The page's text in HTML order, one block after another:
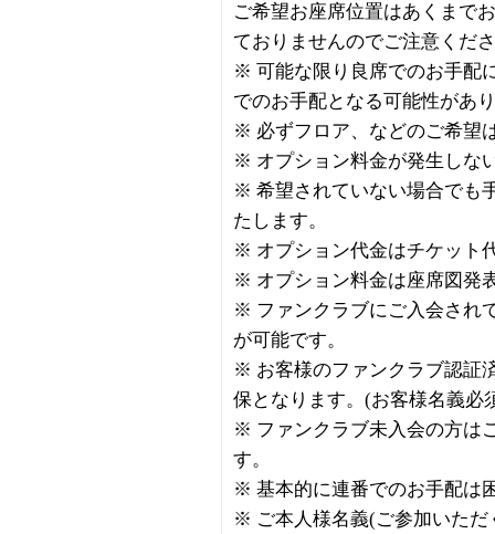
ご希望お座席位置はあくまで
ておりませんのでご注意くだ
※ 可能な限り良席でのお手配
でのお手配となる可能性があ
※ 必ずフロア、などのご希望
※ オプション料金が発生しな
※ 希望されていない場合でも
たします。
※ オプション代金はチケット
※ オプション料金は座席図発
※ ファンクラブにご入会され
が可能です。
※ お客様のファンクラブ認証
保となります。(お客様名義必
※ ファンクラブ未入会の方は
す。
※ 基本的に連番でのお手配は
※ ご本人様名義(ご参加いただ